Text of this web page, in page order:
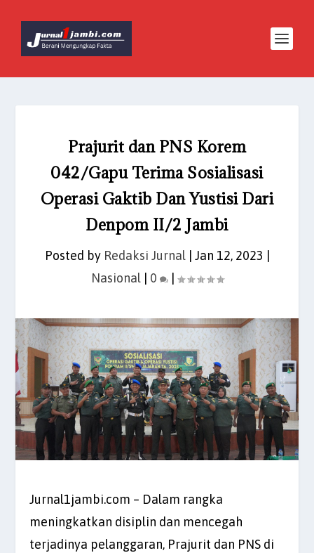
Prajurit dan PNS Korem
042/Gapu Terima Sosialisasi
Operasi Gaktib Dan Yustisi Dari
Denpom II/2 Jambi
Posted by Redaksi Jurnal| Jan 12, 2023
Nasional| 0 |
Jurnal1jambi.com – Dalam rangka
meningkatkan disiplin dan mencegah
terjadinya pelanggaran, Prajurit dan PNS di